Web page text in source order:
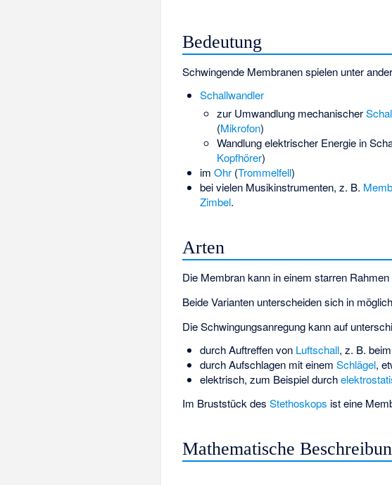
Bedeutung
Schwingende Membranen spielen unter
Schallwandler
zur Umwandlung mechanischer
(Mikrofon)
Wandlung elektrischer Energie in
Kopfhörer)
im Ohr(Trommelfell)
bei vielen Musikinstrumenten, z. B.
Zimbel.
Arten
Die Membran kann in einem starren
Beide Varianten unterscheiden sich in
Die Schwingungsanregung kann auf
durch Auftreffen von Luftschall, z. B. beim
durch Aufschlagen mit einem Schlägel,
elektrisch, zum Beispiel durch
Im Bruststück desStethoskops ist eine
Mathematische